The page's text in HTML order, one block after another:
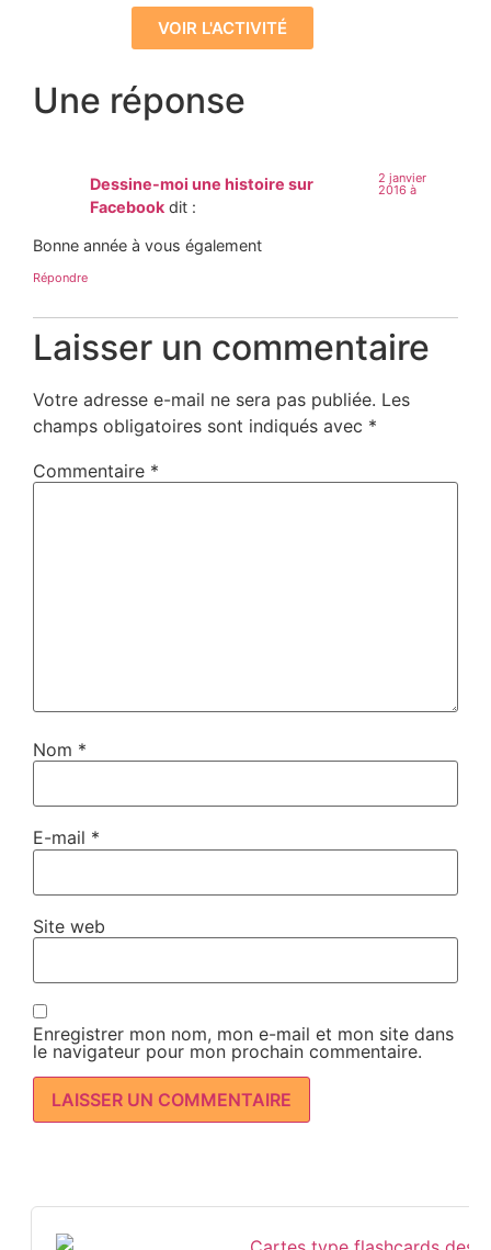
VOIR L'ACTIVITÉ
Une réponse
Dessine-moi une histoire sur
Facebook dit :
2 janvier
2016 à
Bonne année à vous également
Répondre
Laisser un commentaire
Votre adresse e-mail ne sera pas publiée. Les
champs obligatoires sont indiqués avec *
Commentaire *
Nom *
E-mail *
Site web
Enregistrer mon nom, mon e-mail et mon site dans
le navigateur pour mon prochain commentaire.